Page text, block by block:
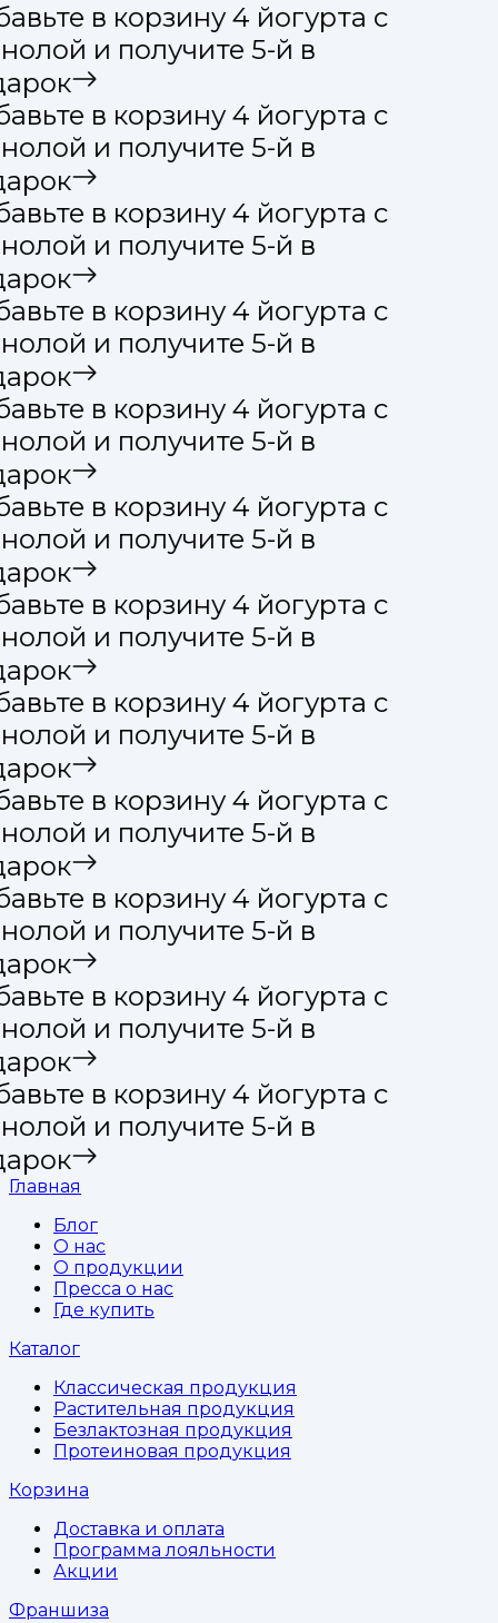
в корзину 4 йогурта с
и получите 5-й в
в корзину 4 йогурта с
и получите 5-й в
в корзину 4 йогурта с
и получите 5-й в
в корзину 4 йогурта с
и получите 5-й в
в корзину 4 йогурта с
и получите 5-й в
в корзину 4 йогурта с
и получите 5-й в
в корзину 4 йогурта с
и получите 5-й в
в корзину 4 йогурта с
и получите 5-й в
в корзину 4 йогурта с
и получите 5-й в
в корзину 4 йогурта с
и получите 5-й в
в корзину 4 йогурта с
и получите 5-й в
в корзину 4 йогурта с
и получите 5-й в
Главная
Блог
О нас
О продукции
Пресса о нас
Где купить
Каталог
Классическая продукция
Растительная продукция
Безлактозная продукция
Протеиновая продукция
Корзина
Доставка и оплата
Программа лояльности
Акции
Франшиза